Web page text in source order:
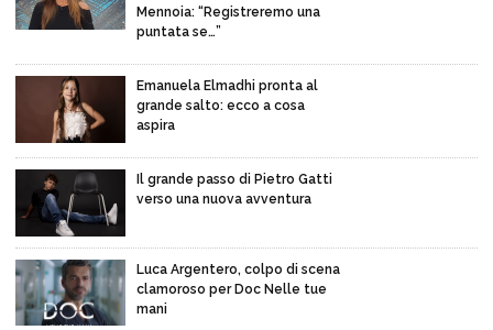
Mennoia: “Registreremo una
puntata se…”
Emanuela Elmadhi pronta al
grande salto: ecco a cosa
aspira
Il grande passo di Pietro Gatti
verso una nuova avventura
Luca Argentero, colpo di scena
clamoroso per Doc Nelle tue
mani